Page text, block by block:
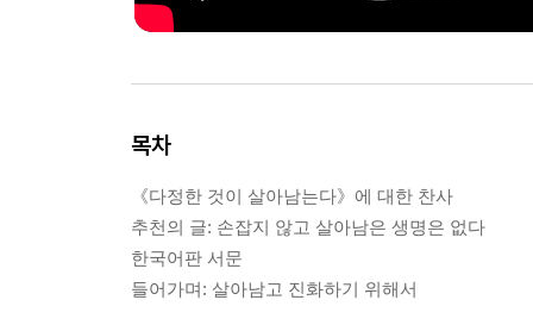
목차
《다정한 것이 살아남는다》에 대한 찬사
추천의 글: 손잡지 않고 살아남은 생명은 없다
한국어판 서문
들어가며: 살아남고 진화하기 위해서